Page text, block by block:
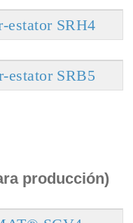
estator SRH4
estator SRB5
producción)